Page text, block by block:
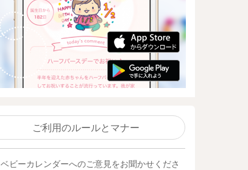
ご利用のルールとマナー
ベビーカレンダーへのご意見をお聞かせくださ